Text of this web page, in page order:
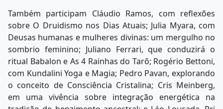
Também participam Cláudio Ramos, com reflexões
sobre O Druidismo nos Dias Atuais; Julia Myara, com
Deusas humanas e mulheres divinas: um mergulho no
sombrio feminino; Juliano Ferrari, que conduzirá o
ritual Babalon e As 4 Rainhas do Tarô; Rogério Bettoni,
com Kundalini Yoga e Magia; Pedro Pavan, explorando
o conceito de Consciência Cristalina; Cris Meinberg,
em uma vivência sobre integração energética na